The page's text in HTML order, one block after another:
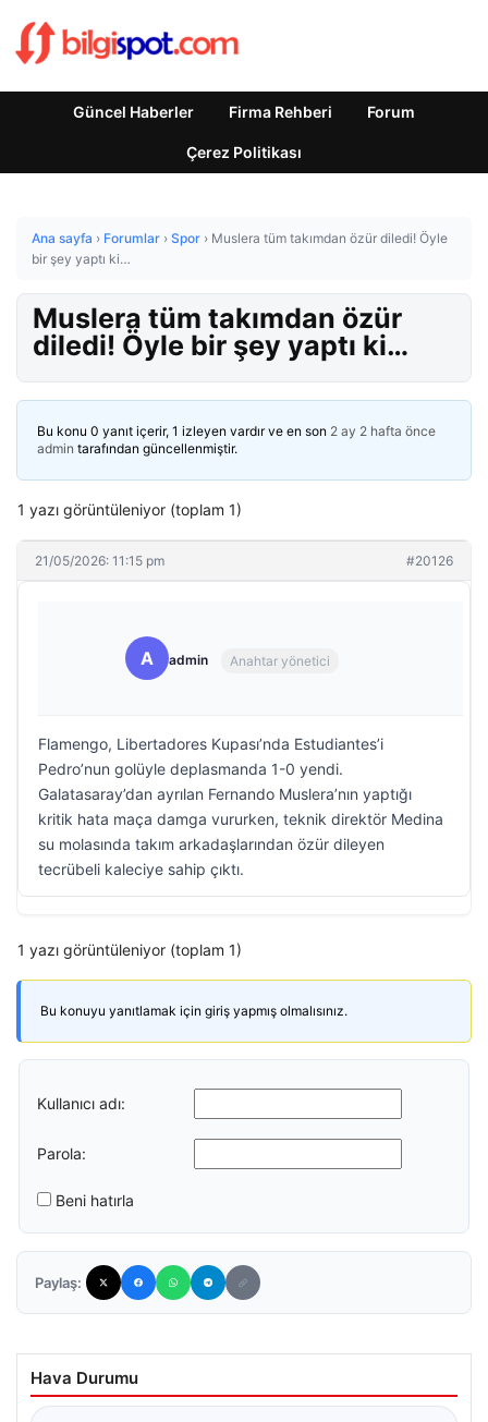
Güncel Haberler Firma Rehberi Forum
Çerez Politikası
Ana sayfa › Forumlar › Spor › Muslera tüm takımdan özür diledi! Öyle
bir şey yaptı ki…
Muslera tüm takımdan özür
diledi! Öyle bir şey yaptı ki…
Bu konu 0 yanıt içerir, 1 izleyen vardır ve en son 2 ay 2 hafta önce
admin tarafından güncellenmiştir.
1 yazı görüntüleniyor (toplam 1)
21/05/2026: 11:15 pm #20126
A admin Anahtar yönetici
Flamengo, Libertadores Kupası’nda Estudiantes’i
Pedro’nun golüyle deplasmanda 1-0 yendi.
Galatasaray’dan ayrılan Fernando Muslera’nın yaptığı
kritik hata maça damga vururken, teknik direktör Medina
su molasında takım arkadaşlarından özür dileyen
tecrübeli kaleciye sahip çıktı.
1 yazı görüntüleniyor (toplam 1)
Bu konuyu yanıtlamak için giriş yapmış olmalısınız.
Kullanıcı adı:
Parola:
Beni hatırla
Paylaş:
Hava Durumu